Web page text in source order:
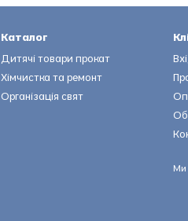
Каталог
Дитячі товари прокат
Хімчистка та ремонт
Організація свят
Ми